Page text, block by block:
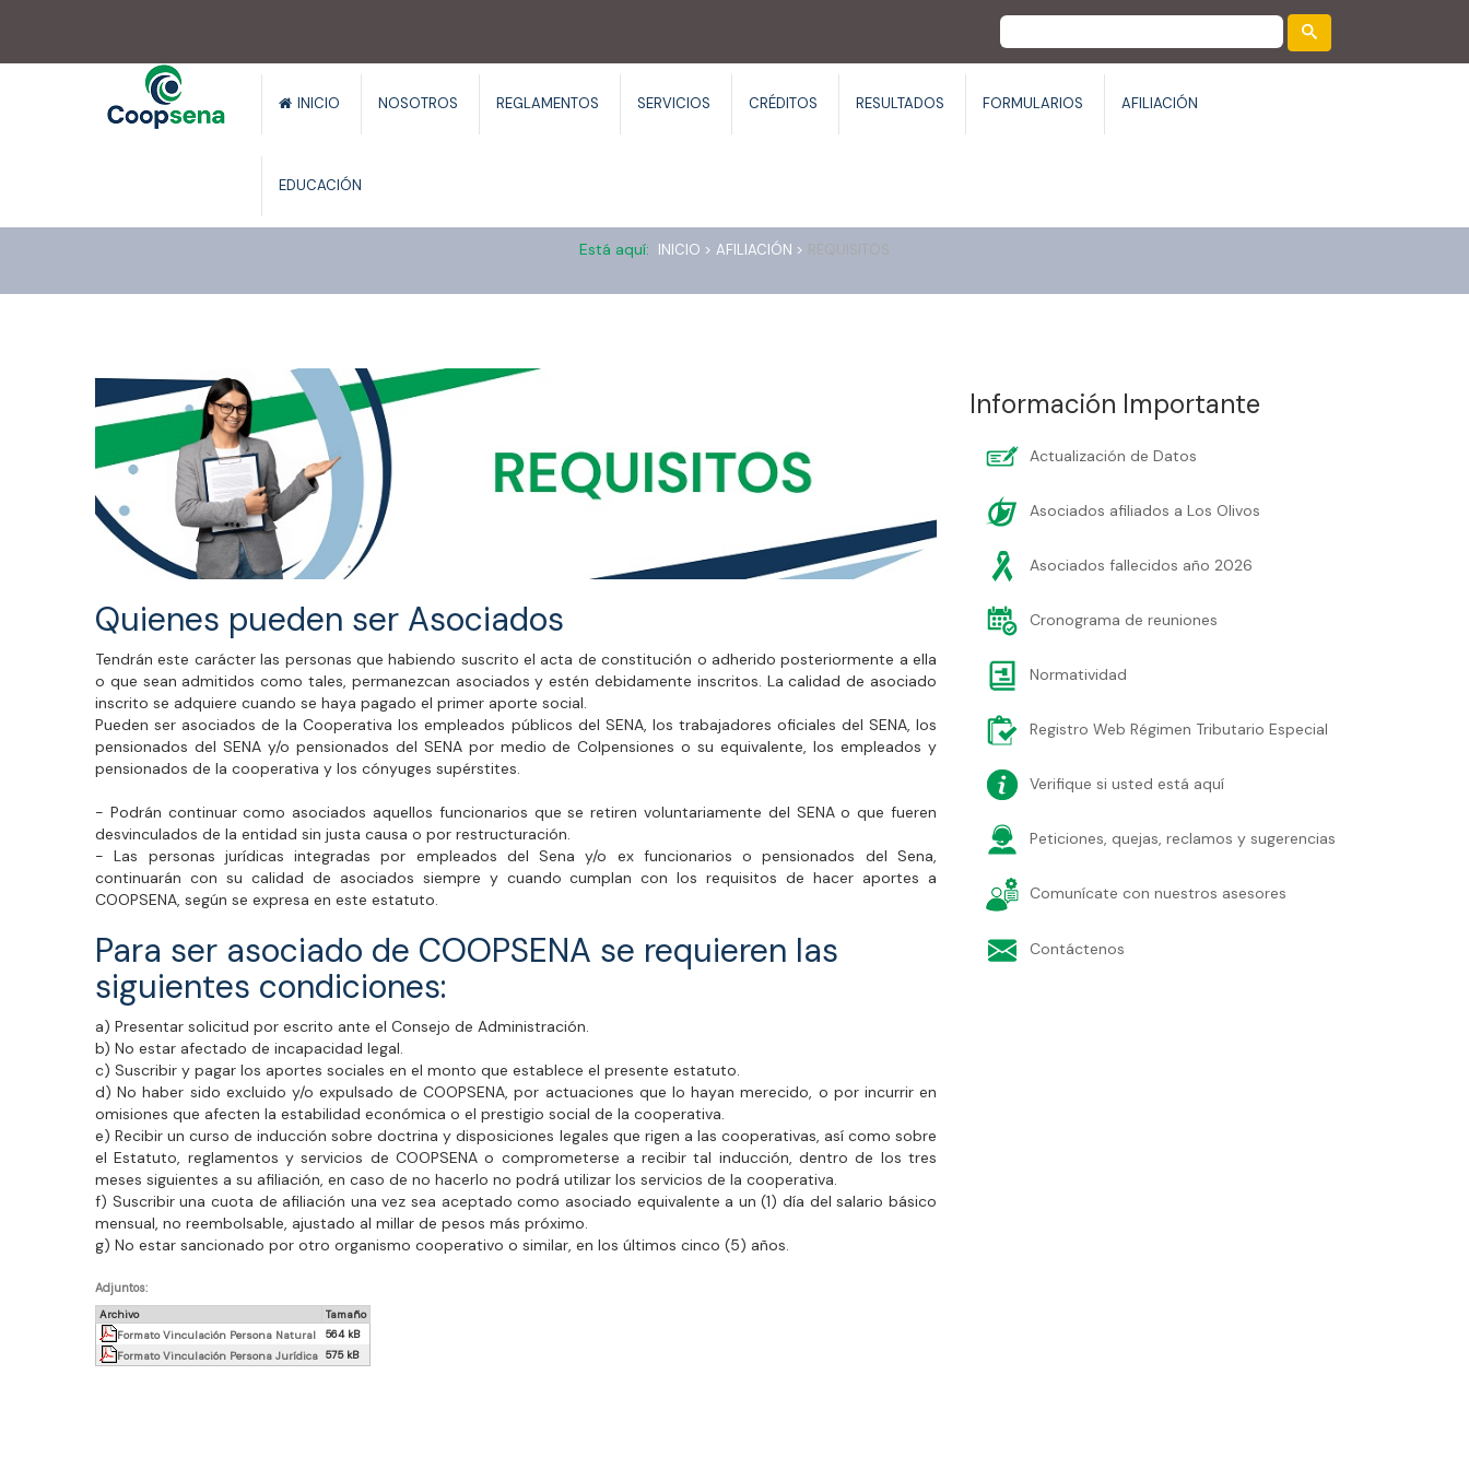
INICIO NOSOTROS REGLAMENTOS SERVICIOS CRÉDITOS RESULTADOS FORMULARIOS AFILIACIÓN
EDUCACIÓN
Está aquí: INICIO > AFILIACIÓN > REQUISITOS
Quienes pueden ser Asociados
Tendrán este carácter las personas que habiendo suscrito el acta de constitución o adherido posteriormente a ella
o que sean admitidos como tales, permanezcan asociados y estén debidamente inscritos. La calidad de asociado
inscrito se adquiere cuando se haya pagado el primer aporte social.
Pueden ser asociados de la Cooperativa los empleados públicos del SENA, los trabajadores oficiales del SENA, los
pensionados del SENA y/o pensionados del SENA por medio de Colpensiones o su equivalente, los empleados y
pensionados de la cooperativa y los cónyuges supérstites.
- Podrán continuar como asociados aquellos funcionarios que se retiren voluntariamente del SENA o que fueren
desvinculados de la entidad sin justa causa o por restructuración.
- Las personas jurídicas integradas por empleados del Sena y/o ex funcionarios o pensionados del Sena,
continuarán con su calidad de asociados siempre y cuando cumplan con los requisitos de hacer aportes a
COOPSENA, según se expresa en este estatuto.
Para ser asociado de COOPSENA se requieren las
siguientes condiciones:
a) Presentar solicitud por escrito ante el Consejo de Administración.
b) No estar afectado de incapacidad legal.
c) Suscribir y pagar los aportes sociales en el monto que establece el presente estatuto.
d) No haber sido excluido y/o expulsado de COOPSENA, por actuaciones que lo hayan merecido, o por incurrir en
omisiones que afecten la estabilidad económica o el prestigio social de la cooperativa.
e) Recibir un curso de inducción sobre doctrina y disposiciones legales que rigen a las cooperativas, así como sobre
el Estatuto, reglamentos y servicios de COOPSENA o comprometerse a recibir tal inducción, dentro de los tres
meses siguientes a su afiliación, en caso de no hacerlo no podrá utilizar los servicios de la cooperativa.
f) Suscribir una cuota de afiliación una vez sea aceptado como asociado equivalente a un (1) día del salario básico
mensual, no reembolsable, ajustado al millar de pesos más próximo.
g) No estar sancionado por otro organismo cooperativo o similar, en los últimos cinco (5) años.
Adjuntos:
Archivo
Tamaño
Formato Vinculación Persona Natural
564 kB
Formato Vinculación Persona Jurídica 575 kB
Información Importante
Actualización de Datos
Asociados afiliados a Los Olivos
Asociados fallecidos año 2026
Cronograma de reuniones
Normatividad
Registro Web Régimen Tributario Especial
Verifique si usted está aquí
Peticiones, quejas, reclamos y sugerencias
Comunícate con nuestros asesores
Contáctenos